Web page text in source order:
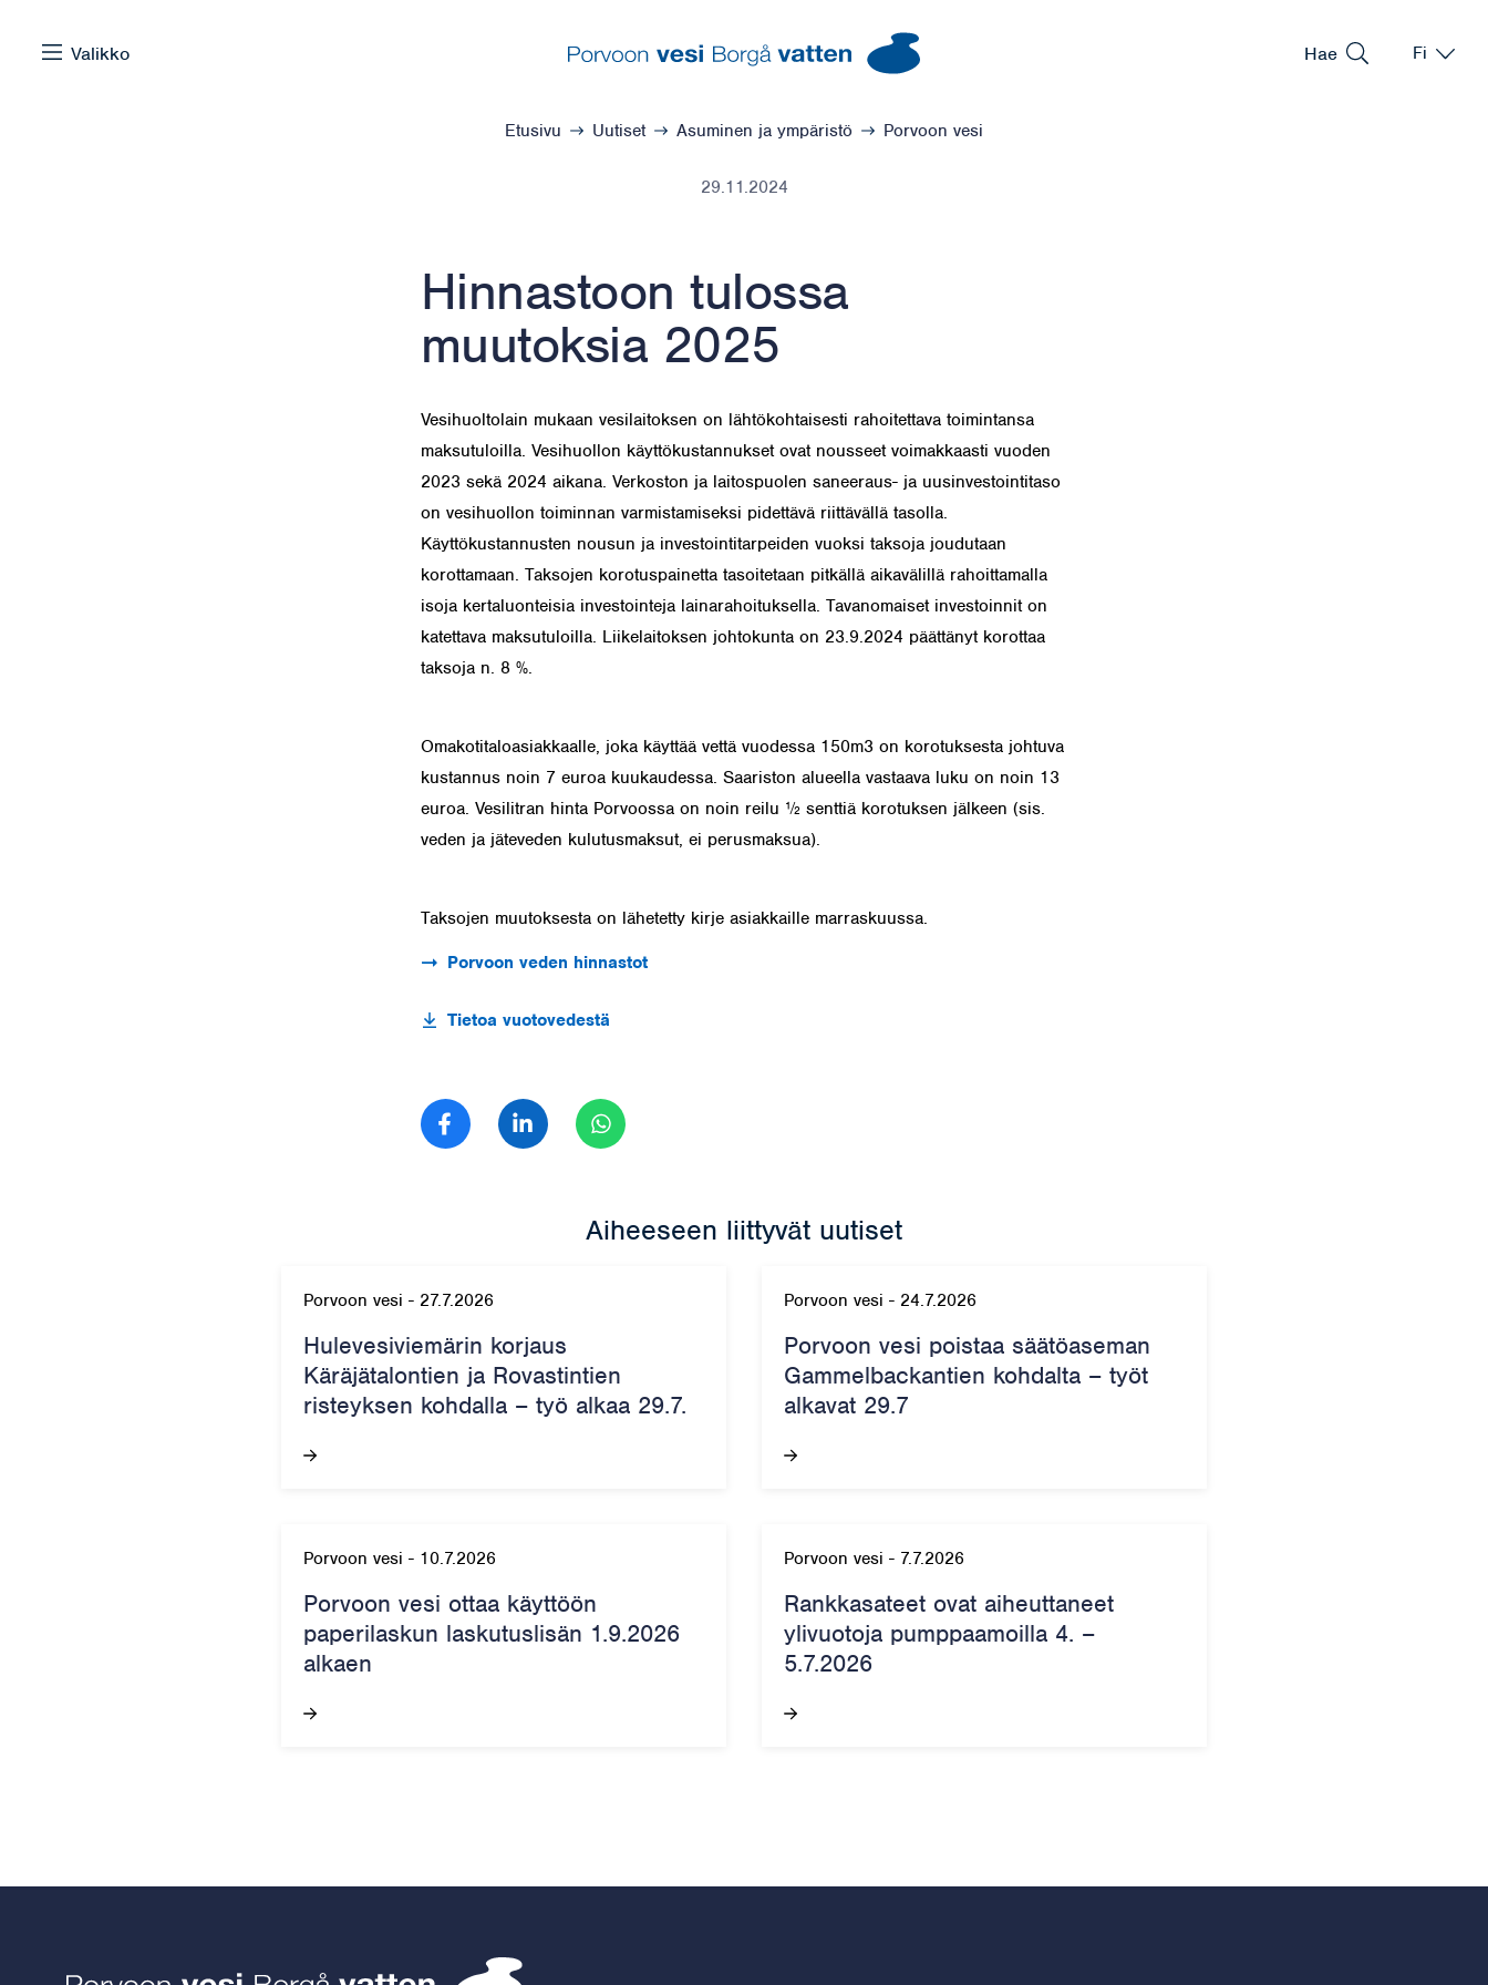
Valikko Hae Vaihda
Fi
Etusivu Uutiset Asuminen ja ympäristö Porvoon vesi
29.11.2024
Hinnastoon tulossa
muutoksia 2025
Vesihuoltolain mukaan vesilaitoksen on lähtökohtaisesti rahoitettava toimintansa
maksutuloilla. Vesihuollon käyttökustannukset ovat nousseet voimakkaasti vuoden
2023 sekä 2024 aikana. Verkoston ja laitospuolen saneeraus- ja uusinvestointitaso
on vesihuollon toiminnan varmistamiseksi pidettävä riittävällä tasolla.
Käyttökustannusten nousun ja investointitarpeiden vuoksi taksoja joudutaan
korottamaan. Taksojen korotuspainetta tasoitetaan pitkällä aikavälillä rahoittamalla
isoja kertaluonteisia investointeja lainarahoituksella. Tavanomaiset investoinnit on
katettava maksutuloilla. Liikelaitoksen johtokunta on 23.9.2024 päättänyt korottaa
taksoja n. 8 %.
Omakotitaloasiakkaalle, joka käyttää vettä vuodessa 150m3 on korotuksesta johtuva
kustannus noin 7 euroa kuukaudessa. Saariston alueella vastaava luku on noin 13
euroa. Vesilitran hinta Porvoossa on noin reilu ½ senttiä korotuksen jälkeen (sis.
veden ja jäteveden kulutusmaksut, ei perusmaksua).
Taksojen muutoksesta on lähetetty kirje asiakkaille marraskuussa.
Porvoon veden hinnastot
Tietoa vuotovedestä
Jaa FacebookJaa LinkedInJaa WhatsApp
Aiheeseen liittyvät uutiset
Porvoon vesi - 27.7.2026
Hulevesiviemärin korjaus
Käräjätalontien ja Rovastintien
risteyksen kohdalla – työ alkaa 29.7.
Porvoon vesi - 24.7.2026
Porvoon vesi poistaa säätöaseman
Gammelbackantien kohdalta – työt
alkavat 29.7
Porvoon vesi - 10.7.2026
Porvoon vesi ottaa käyttöön
paperilaskun laskutuslisän 1.9.2026
alkaen
Porvoon vesi - 7.7.2026
Rankkasateet ovat aiheuttaneet
ylivuotoja pumppaamoilla 4. –
5.7.2026
Porvoon vesi – Siirry kotisivulle